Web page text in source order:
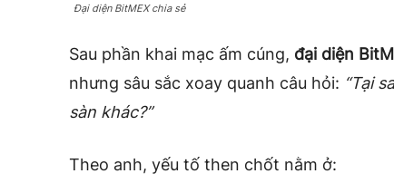
Đại diện BitMEX chia sẻ
Sau phần khai mạc ấm cúng, đại diện
nhưng sâu sắc xoay quanh câu hỏi: “Tại
sàn khác?”
Theo anh, yếu tố then chốt nằm ở: